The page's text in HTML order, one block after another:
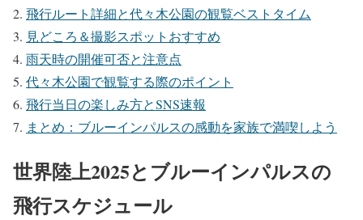
飛行ルート詳細と代々木公園の観覧ベストタイム
見どころ＆撮影スポットおすすめ
雨天時の開催可否と注意点
代々木公園で観覧する際のポイント
飛行当日の楽しみ方とSNS速報
まとめ：ブルーインパルスの感動を家族で満喫しよう
世界陸上2025とブルーインパルスの
飛行スケジュール